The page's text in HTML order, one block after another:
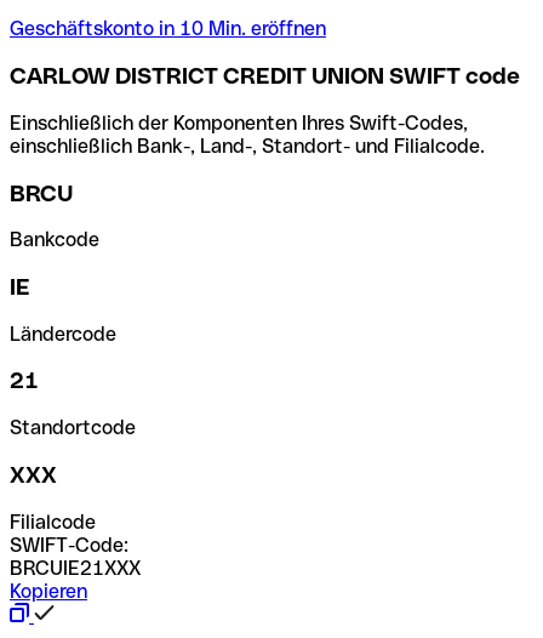
Geschäftskonto in 10 Min. eröffnen
CARLOW DISTRICT CREDIT UNION SWIFT code
Einschließlich der Komponenten Ihres Swift-Codes,
einschließlich Bank-, Land-, Standort- und Filialcode.
BRCU
Bankcode
IE
Ländercode
21
Standortcode
XXX
Filialcode
SWIFT-Code:
BRCUIE21XXX
Kopieren